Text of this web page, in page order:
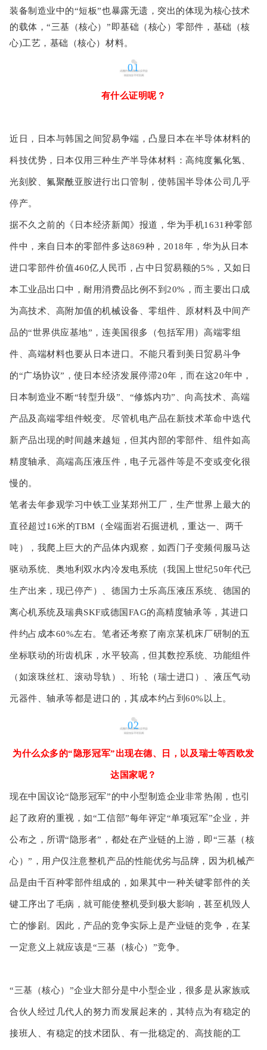
装备制造业中的“短板”也暴露无遗，突出的体现为核心技术
的载体，“三基（核心）”即基础（核心）零部件，基础（核
心)工艺，基础（核心）材料。
01
有什么证明呢？
近日，日本与韩国之间贸易争端，凸显日本在半导体材料的
科技优势，日本仅用三种生产半导体材料：高纯度氟化氢、
光刻胶、氟聚酰亚胺进行出口管制，使韩国半导体公司几乎
停产。
据不久之前的《日本经济新闻》报道，华为手机1631种零部
件中，来自日本的零部件多达869种，2018年，华为从日本
进口零部件价值460亿人民币，占中日贸易额的5%，又如日
本工业品出口中，耐用消费品比例不到20%，而主要出口成
为高技术、高附加值的机械设备、零组件、原材料及中间产
品的“世界供应基地”，连美国很多（包括军用）高端零组
件、高端材料也要从日本进口。不能只看到美日贸易斗争
的“广场协议”，使日本经济发展停滞20年，而在这20年中，
日本制造业不断“转型升级”、“修炼内功”、向高技术、高端
产品及高端零组件蜕变。尽管机电产品在新技术革命中迭代
新产品出现的时间越来越短，但其内部的零部件、组件如高
精度轴承、高端高压液压件，电子元器件等是不变或变化很
慢的。
笔者去年参观学习中铁工业某郑州工厂，生产世界上最大的
直径超过16米的TBM（全端面岩石掘进机，重达一、两千
吨），我爬上巨大的产品体内观察，如西门子变频伺服马达
驱动系统、奥地利双水内冷发电系统（我国上世纪50年代已
生产出来，现已停产）、德国力士乐高压液压系统、德国的
离心机系统及瑞典SKF或德国FAG的高精度轴承等，其进口
件约占成本60%左右。笔者还考察了南京某机床厂研制的五
坐标联动的珩齿机床，水平较高，但其数控系统、功能组件
（如滚珠丝杠、滚动导轨）、珩轮（瑞士进口）、液压气动
元器件、轴承等都是进口的，其成本约占到60%以上。
02
为什么众多的“隐形冠军”出现在德、日，以及瑞士等西欧发
达国家呢？
现在中国议论“隐形冠军”的中小型制造企业非常热闹，也引
起了政府的重视，如“工信部”每年评定“单项冠军”企业，并
公布之，所谓“隐形者”，都处在产业链的上游，即“三基（核
心）”，用户仅注意整机产品的性能优劣与品牌，因为机械产
品是由千百种零部件组成的，如果其中一种关键零部件的关
键工序出了毛病，就可能使整机受到极大影响，甚至机毁人
亡的惨剧。因此，产品的竞争实际上是产业链的竞争，在某
一定意义上就应该是“三基（核心）”竞争。
“三基（核心）”企业大部分是中小型企业，很多是从家族或
合伙人经过几代人的努力而发展起来的，其特点为有稳定的
接班人、有稳定的技术团队、有一批稳定的、高技能的工